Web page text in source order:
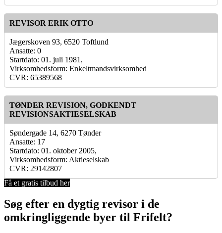
REVISOR ERIK OTTO
Jægerskoven 93, 6520 Toftlund
Ansatte: 0
Startdato: 01. juli 1981,
Virksomhedsform: Enkeltmandsvirksomhed
CVR: 65389568
TØNDER REVISION, GODKENDT
REVISIONSAKTIESELSKAB
Søndergade 14, 6270 Tønder
Ansatte: 17
Startdato: 01. oktober 2005,
Virksomhedsform: Aktieselskab
CVR: 29142807
Få et gratis tilbud her
Søg efter en dygtig revisor i de
omkringliggende byer til Frifelt?